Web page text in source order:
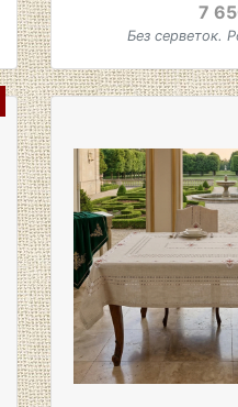
7
Без серветок.